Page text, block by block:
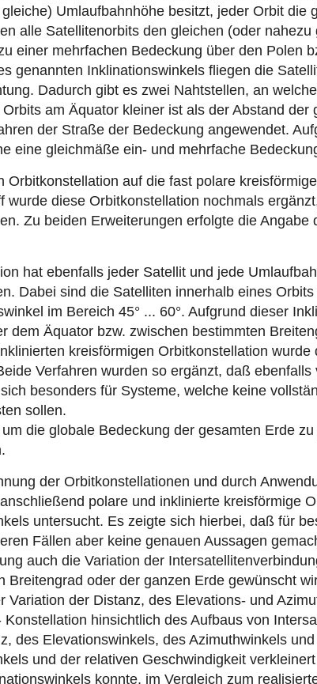
Umlaufbahnhöhe besitzt, jeder Orbit
alle Satellitenorbits den gleichen (oder
einer mehrfachen Bedeckung über den Polen
genannten Inklinationswinkels fliegen die
Dadurch gibt es zwei Nahtstellen, an
am Äquator kleiner ist als der Abstand
der Straße der Bedeckung angewendet.
eine gleichmäße ein- und mehrfache
auf die fast polare
wurde diese Orbitkonstellation nochmals
Zu beiden Erweiterungen erfolgte die
hat ebenfalls jeder Satellit und jede
Dabei sind die Satelliten innerhalb eines
im Bereich 45° ... 60°. Aufgrund dieser
dem Äquator bzw. zwischen bestimmten
kreisförmigen Orbitkonstellation
Verfahren wurden so ergänzt, daß
besonders für Systeme, welche keine
sollen.
die globale Bedeckung der gesamten Erde
der Orbitkonstellationen und durch
polare und inklinierte kreisförmige
untersucht. Es zeigte sich hierbei, daß für
Fällen aber keine genauen Aussagen
auch die Variation der
oder der ganzen Erde gewünscht
der Distanz, des Elevations- und
hinsichtlich des Aufbaus von
des Elevationswinkels, des Azimuthwinkels
und der relativen Geschwindigkeit
konnte, im Vergleich zum